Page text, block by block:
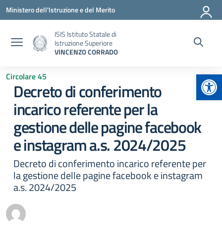
Vai ai contenuti
Vai al menu di navigazione
Vai al footer
Ministero dell'Istruzione e del Merito
ISIS Istituto Statale di
Istruzione Superiore
VINCENZO CORRADO
Circolare 45
Decreto di conferimento
incarico referente per la
gestione delle pagine facebook
e instagram a.s. 2024/2025
Decreto di conferimento incarico referente per
la gestione delle pagine facebook e instagram
a.s. 2024/2025